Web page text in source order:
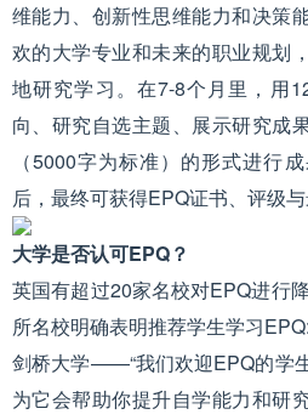
维能力、创新性思维能力和决策
欢的大学专业和未来的职业规划
地研究学习。在7-8个月里，用
向、研究自选主题、展示研究成
（5000字为标准）的形式进行
后，最终可获得EPQ证书、评级
大学是否认可EPQ？
英国有超过20家名校对EPQ进行
所名校明确表明推荐学生学习EPQ:
剑桥大学——“我们欢迎EPQ的学
为它会帮助你提升自学能力和研